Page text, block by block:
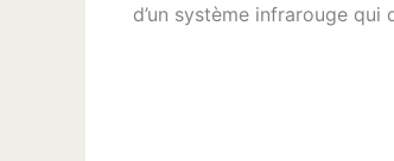
d’un système infrarouge